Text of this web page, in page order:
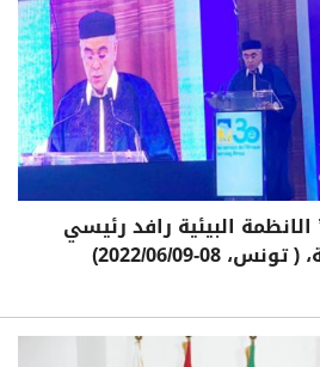
البيئية رافد رئيسي
08-2022/06/09)